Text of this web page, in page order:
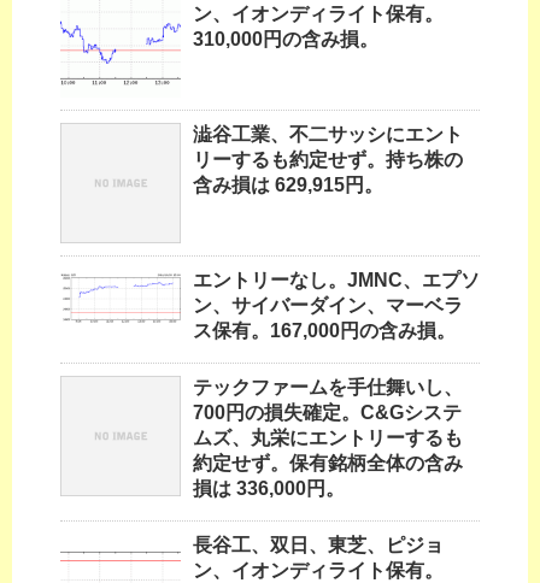
ン、イオンディライト保有。
310,000円の含み損。
澁谷工業、不二サッシにエント
リーするも約定せず。持ち株の
含み損は 629,915円。
エントリーなし。JMNC、エプソ
ン、サイバーダイン、マーベラ
ス保有。167,000円の含み損。
テックファームを手仕舞いし、
700円の損失確定。C&Gシステ
ムズ、丸栄にエントリーするも
約定せず。保有銘柄全体の含み
損は 336,000円。
長谷工、双日、東芝、ピジョ
ン、イオンディライト保有。